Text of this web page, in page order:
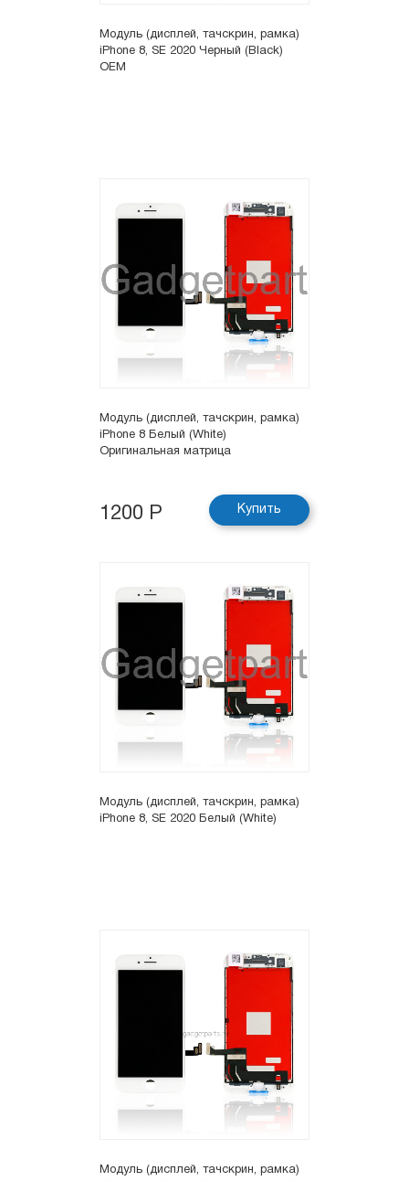
Модуль (дисплей, тачскрин, рамка)
iPhone 8, SE 2020 Черный (Black)
OEM
Модуль (дисплей, тачскрин, рамка)
iPhone 8 Белый (White)
Оригинальная матрица
1200 Р Купить
Модуль (дисплей, тачскрин, рамка)
iPhone 8, SE 2020 Белый (White)
Модуль (дисплей, тачскрин, рамка)